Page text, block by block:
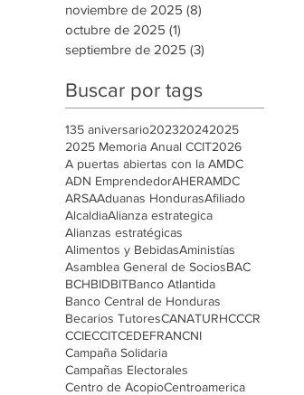
noviembre de 2025 (8)
octubre de 2025 (1)
septiembre de 2025 (3)
Buscar por tags
135 aniversario202320242025
2025 Memoria Anual CCIT2026
A puertas abiertas con la AMDC
ADN EmprendedorAHERAMDC
ARSAAduanas HondurasAfiliado
AlcaldiaAlianza estrategica
Alianzas estratégicas
Alimentos y BebidasAministías
Asamblea General de SociosBAC
BCHBIDBITBanco Atlantida
Banco Central de Honduras
Becarios TutoresCANATURHCCCR
CCIECCITCEDEFRANCNI
Campaña Solidaria
Campañas Electorales
Centro de AcopioCentroamerica